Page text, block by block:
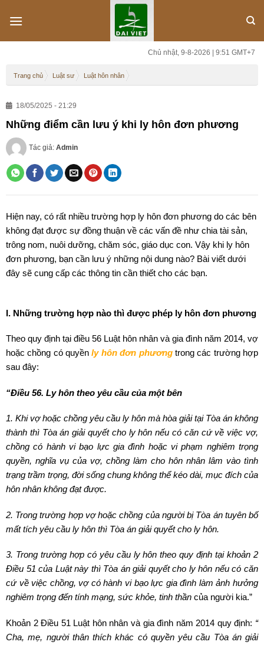
Chủ nhật, 9-8-2026 | 9:51 GMT+7
Trang chủ Luật sư Luật hôn nhân
18/05/2025 - 21:29
Những điểm cần lưu ý khi ly hôn đơn phương
Tác giả: Admin
Hiện nay, có rất nhiều trường hợp ly hôn đơn phương do các bên
không đạt được sự đồng thuận về các vấn đề như chia tài sản,
trông nom, nuôi dưỡng, chăm sóc, giáo dục con. Vậy khi ly hôn
đơn phương, bạn cần lưu ý những nội dung nào? Bài viết dưới
đây sẽ cung cấp các thông tin cần thiết cho các bạn.
I. Những trường hợp nào thì được phép ly hôn đơn phương
Theo quy định tại điều 56 Luật hôn nhân và gia đình năm 2014, vợ
hoặc chồng có quyềnly hôn đơn phươngtrong các trường hợp
sau đây:
“Điều 56. Ly hôn theo yêu cầu của một bên
1. Khi vợ hoặc chồng yêu cầu ly hôn mà hòa giải tại Tòa án không
thành thì Tòa án giải quyết cho ly hôn nếu có căn cứ về việc vợ,
chồng có hành vi bạo lực gia đình hoặc vi phạm nghiêm trọng
quyền, nghĩa vụ của vợ, chồng làm cho hôn nhân lâm vào tình
trạng trầm trọng, đời sống chung không thể kéo dài, mục đích của
hôn nhân không đạt được.
2. Trong trường hợp vợ hoặc chồng của người bị Tòa án tuyên bố
mất tích yêu cầu ly hôn thì Tòa án giải quyết cho ly hôn.
3. Trong trường hợp có yêu cầu ly hôn theo quy định tại khoản 2
Điều 51 của Luật này thì Tòa án giải quyết cho ly hôn nếu có căn
cứ về việc chồng, vợ có hành vi bạo lực gia đình làm ảnh hưởng
nghiêm trọng đến tính mạng, sức khỏe, tinh thần của người kia.”
Khoản 2 Điều 51 Luật hôn nhân và gia đình năm 2014 quy định: “
Cha, mẹ, người thân thích khác có quyền yêu cầu Tòa án giải